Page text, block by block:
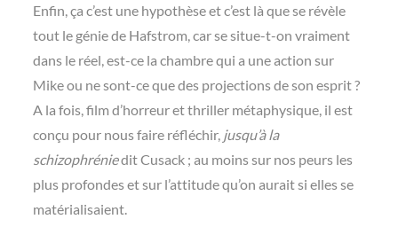
Enfin, ça c’est une hypothèse et c’est là que se révèle
tout le génie de Hafstrom, car se situe-t-on vraiment
dans le réel, est-ce lachambre qui a une action sur
Mike ou ne sont-ce que des projections de son esprit ?
A la fois, film d’horreur et thriller métaphysique, il est
conçu pour nous faire réfléchir, jusqu’à la
schizophréniedit Cusack ; au moins sur nos peurs les
plus profondes et sur l’attitude qu’on aurait si elles se
matérialisaient.